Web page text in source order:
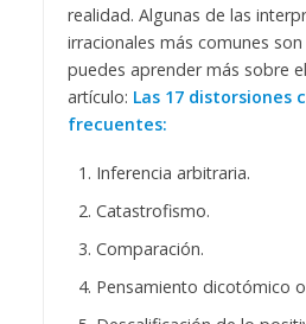
realidad. Algunas de las
irracionales más comunes
puedes aprender más sobre
artículo: Las 17 distorsiones
frecuentes:
Inferencia arbitraria.
Catastrofismo.
Comparación.
Pensamiento dicotómico